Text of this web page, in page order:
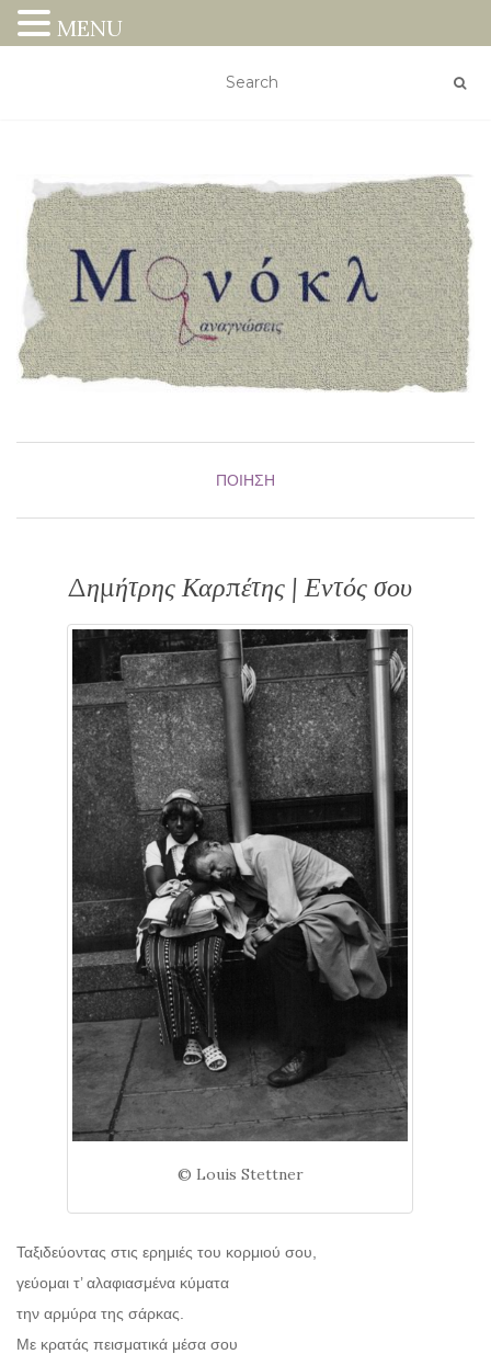
ΠΟΊΗΣΗ
Δημήτρης Καρπέτης | Εντός σου
© Louis Stettner
Ταξιδεύοντας στις ερημιές του κορμιού σου,
γεύομαι τ’ αλαφιασμένα κύματα
την αρμύρα της σάρκας.
Με κρατάς πεισματικά μέσα σου
MENU